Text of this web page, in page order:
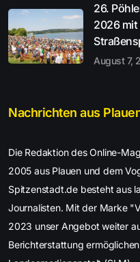
26.
2026 mit
August 7,
Nachrichten aus
Die Redaktion des Online-
2005 aus Plauen und dem
Spitzenstadt.de besteht aus
Journalisten. Mit der Marke
2023 unser Angebot weiter
Berichterstattung